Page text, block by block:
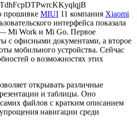
В
прошивке MIUI 11 компания Xiaomi
интерфейса показала
Mi Work и Mi Go. Первое
с офисными документами, а второе
мобильного устройства. Сейчас
о возможностях этих
открывать различные
и таблицы. Оно
файлов с кратким описанием
навигации среди